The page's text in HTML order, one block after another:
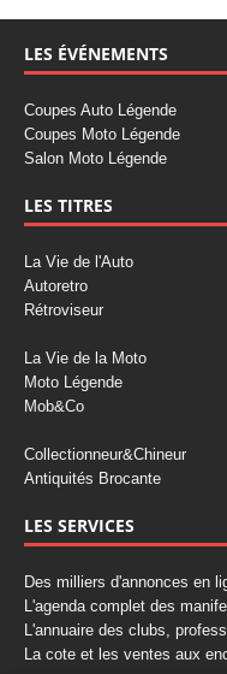
LES ÉVÉNEMENTS
Coupes Auto Légende
Coupes Moto Légende
Salon Moto Légende
LES TITRES
La Vie de l'Auto
Autoretro
Rétroviseur
La Vie de la Moto
Moto Légende
Mob&Co
Collectionneur&Chineur
Antiquités Brocante
LES SERVICES
Des milliers d'annonces en
L'agenda complet des
L'annuaire des clubs,
La cote et les ventes aux